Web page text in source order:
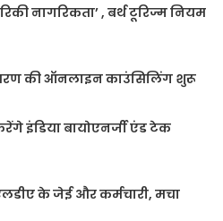
नागरिकता’ , बर्थ टूरिज्म नियम
की ऑनलाइन काउंसिलिंग शुरू
इंडिया बायोएनर्जी एंड टेक
के जेई और कर्मचारी, मचा